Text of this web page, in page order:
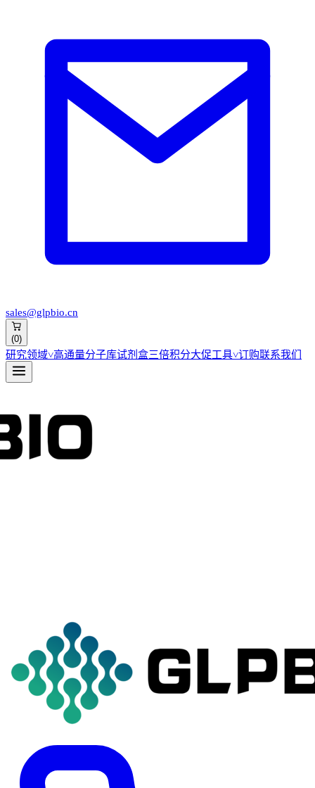
sales@glpbio.cn
(0)
研究领域˅高通量分子库试剂盒三倍积分大促工具˅订购联系我们